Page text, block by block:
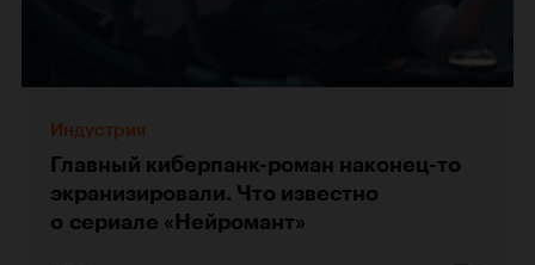
Индустрия
Главный киберпанк-роман наконец-то
экранизировали. Что известно
о сериале «Нейромант»